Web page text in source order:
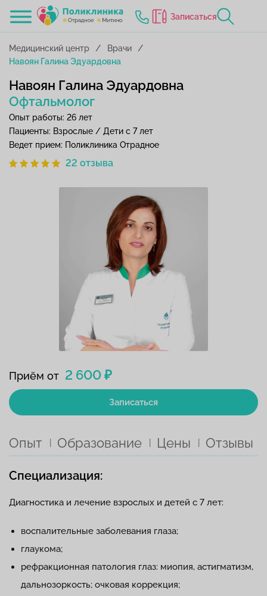
Записаться
Медицинский центр
Врачи
Навоян Галина Эдуардовна
Приём от 2 600 ₽
Записаться
Опыт Образование Цены Отзывы
Навоян Галина Эдуардовна
Офтальмолог
Опыт работы: 26 лет
Пациенты: Взрослые / Дети с 7 лет
Ведет прием: Поликлиника Отрадное
22 отзыва
Специализация:
Диагностика и лечение взрослых и детей с 7 лет:
воспалительные заболевания глаза;
глаукома;
рефракционная патология глаз: миопия, астигматизм,
дальнозоркость; очковая коррекция;